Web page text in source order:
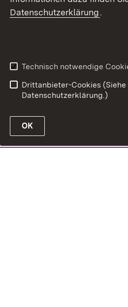
Datenschutzerklärung.
Technisch notwendige
Drittanbieter-Cookies (Siehe
Datenschutzerklärung.)
OK